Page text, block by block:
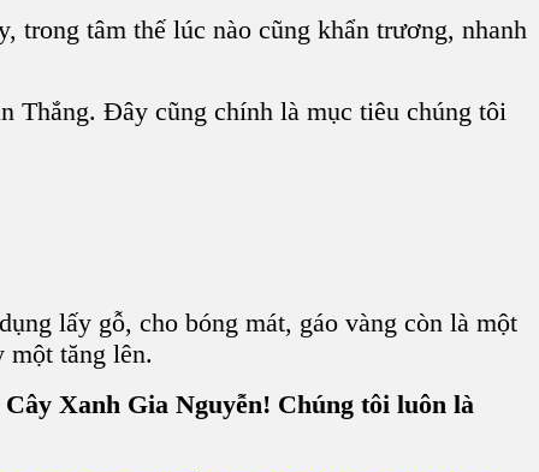
trong tâm thế lúc nào cũng khẩn trương, nhanh
Thắng. Đây cũng chính là mục tiêu chúng tôi
lấy gỗ, cho bóng mát, gáo vàng còn là một
một tăng lên.
Xanh Gia Nguyễn! Chúng tôi luôn là